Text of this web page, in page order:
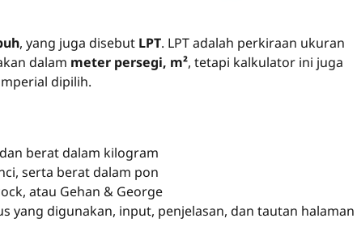
, yang juga disebut LPT. LPT adalah perkiraan ukuran
dalam meter persegi, m², tetapi kalkulator ini juga
dipilih.
berat dalam kilogram
serta berat dalam pon
atau Gehan & George
yang digunakan, input, penjelasan, dan tautan halaman